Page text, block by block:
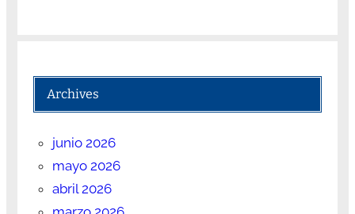
Archives
junio 2026
mayo 2026
abril 2026